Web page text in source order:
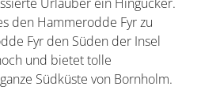
Die malerische
Spaziergang ein. Und
Leuchtturmund die
sind vor allem für
ein Hingucker. Im